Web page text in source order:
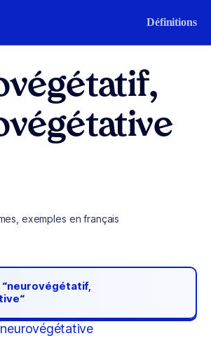
Définitions
exemples en français
“neurovégétatif,